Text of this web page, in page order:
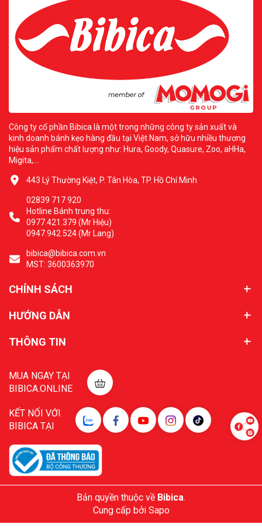
Công ty cổ phần Bibica là một trong những công ty sản xuất và
kinh doanh bánh kẹo hàng đầu tại Việt Nam, sở hữu nhiều thương
hiệu sản phẩm chất lượng như: Hura, Goody, Quasure, Zoo, aHHa,
Migita,...
443 Lý Thường Kiệt, P. Tân Hòa, TP. Hồ Chí Minh
02839 717 920
Hotline Bánh trung thu:
0977.421.379 (Mr Hiệu)
0947.942.524 (Mr Lang)
bibica@bibica.com.vn
MST: 3600363970
CHÍNH SÁCH
HƯỚNG DẪN
THÔNG TIN
MUA NGAY TẠI
BIBICA.ONLINE
KẾT NỐI VỚI
BIBICA TẠI
Bản quyền thuộc về Bibica.
Cung cấp bởi Sapo